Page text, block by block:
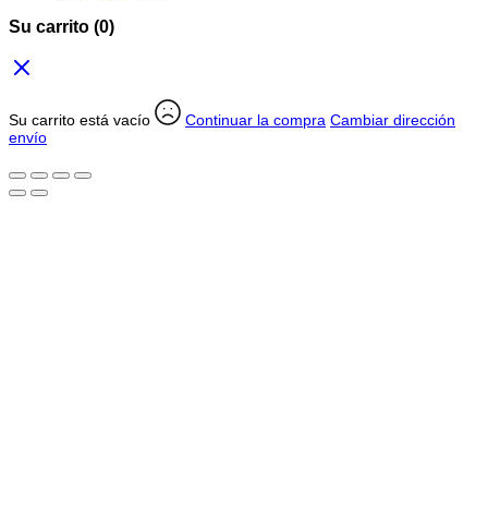
Su carrito (0)
Su carrito está vacío Continuar la compra Cambiar dirección
envío